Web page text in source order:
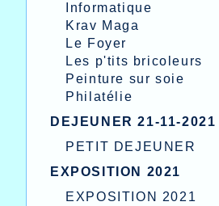
Informatique
Krav Maga
Le Foyer
Les p'tits bricoleurs
Peinture sur soie
Philatélie
DEJEUNER 21-11-2021
PETIT DEJEUNER
EXPOSITION 2021
EXPOSITION 2021